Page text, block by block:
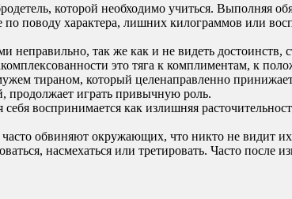
которой необходимо учиться. Выполняя
поводу характера, лишних килограммов или
неправильно, так же как и не видеть достоинств,
это тяга к комплиментам, к
тираном, который целенаправленно
играть привычную роль.
воспринимается как излишняя
обвиняют окружающих, что никто не видит
насмехаться или третировать. Часто